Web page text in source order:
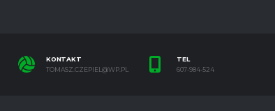
KONTAKT
TOMASZ.CZEPIEL@WP.PL
TEL
607-984-524